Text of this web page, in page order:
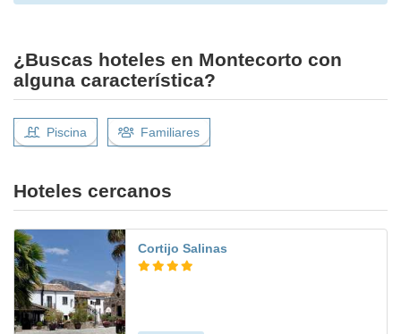
¿Buscas hoteles en Montecorto con
alguna característica?
Piscina Familiares
Hoteles cercanos
Cortijo Salinas